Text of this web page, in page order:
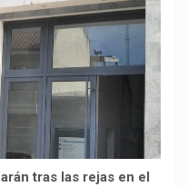
tras las rejas en el